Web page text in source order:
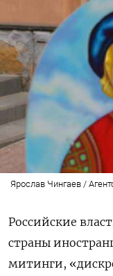
Ярослав Чингаев /
Российские
страны
митинги,